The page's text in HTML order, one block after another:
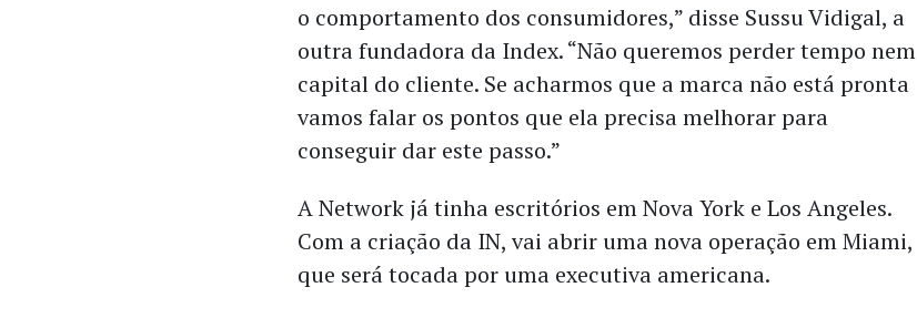
o comportamento dos consumidores,” disse Sussu Vidigal, a
outra fundadora da Index. “Não queremos perder tempo nem
capital do cliente. Se acharmos que a marca não está pronta
vamos falar os pontos que ela precisa melhorar para
conseguir dar este passo.”
A Network já tinha escritórios em Nova York e Los Angeles.
Com a criação da IN, vai abrir uma nova operação em Miami,
que será tocada por uma executiva americana.